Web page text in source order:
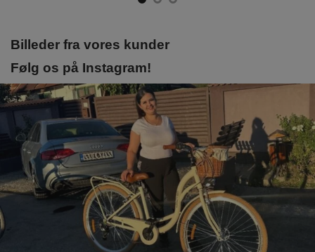
Billeder fra vores kunder
Følg os på Instagram!